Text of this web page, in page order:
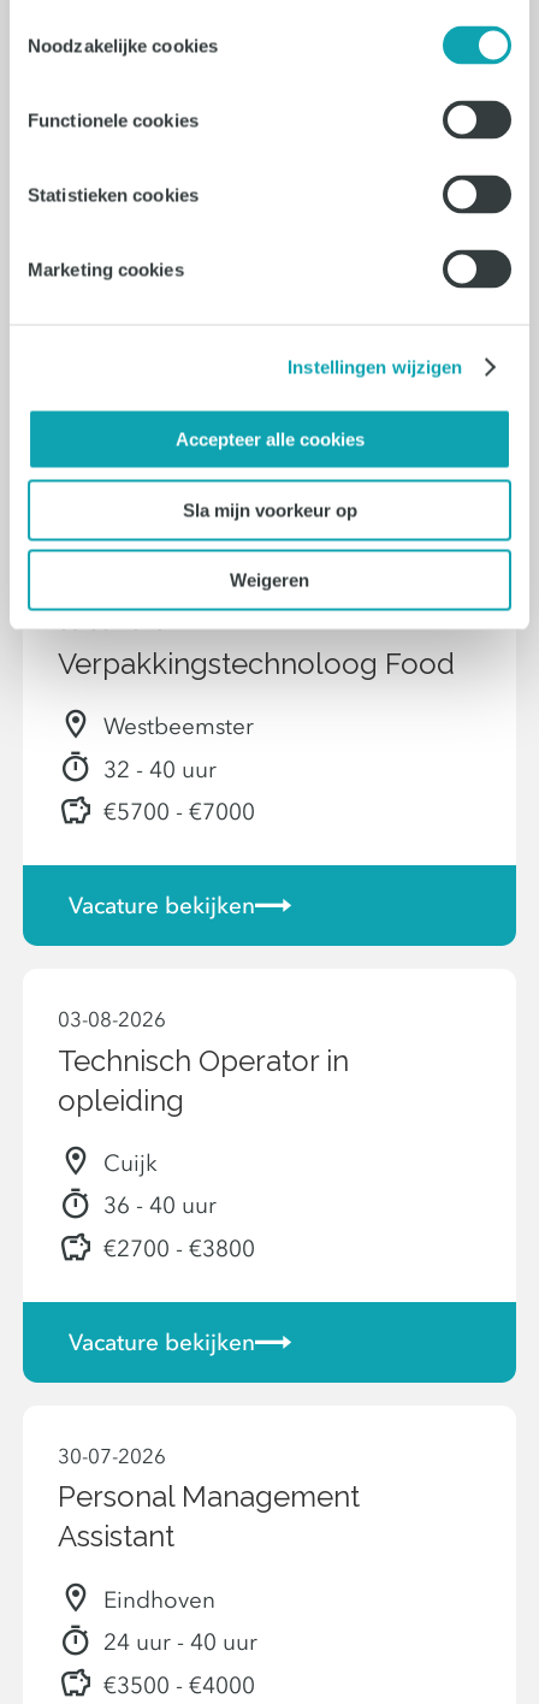
Noodzakelijke cookies
Functionele cookies
Statistieken cookies
Marketing cookies
Instellingen wijzigen
Accepteer alle cookies
Sla mijn voorkeur op
Weigeren
Onze nieuwste vacatures: vast,
interim en freelance
Duitstalige Content Creator
€2900 - €4000
Vacature bekijken
Verpakkingstechnoloog Food
Westbeemster
32 - 40 uur
€5700 - €7000
Vacature bekijken
03-08-2026
Technisch Operator in
opleiding
Cuijk
36 - 40 uur
€2700 - €3800
Vacature bekijken
30-07-2026
Personal Management
Assistant
Eindhoven
24 uur - 40 uur
€3500 - €4000